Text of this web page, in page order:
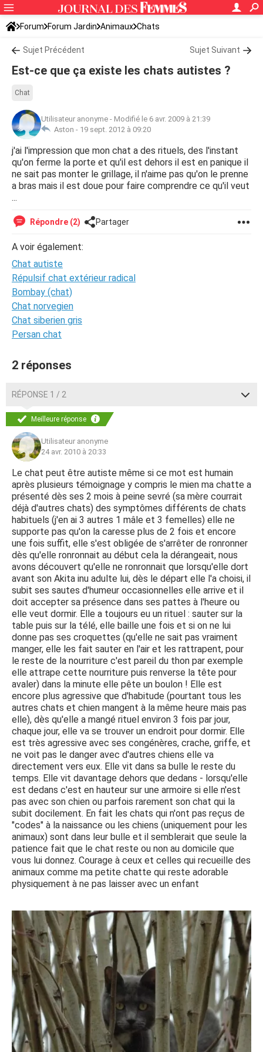
Forum Forum Jardin Animaux Chats
Sujet Précédent Sujet Suivant
Est-ce que ça existe les chats autistes ?
Chat
Utilisateur anonyme - Modifié le 6 avr. 2009 à 21:39
Aston - 19 sept. 2012 à 09:20
j'ai l'impression que mon chat a des rituels, des l'instant
qu'on ferme la porte et qu'il est dehors il est en panique il
ne sait pas monter le grillage, il n'aime pas qu'on le prenne
a bras mais il est doue pour faire comprendre ce qu'il veut
...
Répondre (2) Partager
A voir également:
Chat autiste
Répulsif chat extérieur radical
Bombay (chat)
Chat norvegien
Chat siberien gris
Persan chat
2 réponses
RÉPONSE 1 / 2
Meilleure réponse
Utilisateur anonyme
24 avr. 2010 à 20:33
Le chat peut être autiste même si ce mot est humain
après plusieurs témoignage y compris le mien ma chatte a
présenté dès ses 2 mois à peine sevré (sa mère courrait
déjà d'autres chats) des symptômes différents de chats
habituels (j'en ai 3 autres 1 mâle et 3 femelles) elle ne
supporte pas qu'on la caresse plus de 2 fois et encore
une fois suffit, elle s'est obligée de s'arrêter de ronronner
dès qu'elle ronronnait au début cela la dérangeait, nous
avons découvert qu'elle ne ronronnait que lorsqu'elle dort
avant son Akita inu adulte lui, dès le départ elle l'a choisi, il
subit ses sautes d'humeur occasionnelles elle arrive et il
doit accepter sa présence dans ses pattes à l'heure ou
elle veut dormir. Elle a toujours eu un rituel : sauter sur la
table puis sur la télé, elle baille une fois et si on ne lui
donne pas ses croquettes (qu'elle ne sait pas vraiment
manger, elle les fait sauter en l'air et les rattrapent, pour
le reste de la nourriture c'est pareil du thon par exemple
elle attrape cette nourriture puis renverse la tête pour
avaler) dans la minute elle pête un boulon ! Elle est
encore plus agressive que d'habitude (pourtant tous les
autres chats et chien mangent à la même heure mais pas
elle), dès qu'elle a mangé rituel environ 3 fois par jour,
chaque jour, elle va se trouver un endroit pour dormir. Elle
est très agressive avec ses congénères, crache, griffe, et
ne voit pas le danger avec d'autres chiens elle va
directement vers eux. Elle vit dans sa bulle le reste du
temps. Elle vit davantage dehors que dedans - lorsqu'elle
est dedans c'est en hauteur sur une armoire si elle n'est
pas avec son chien ou parfois rarement son chat qui la
subit docilement. En fait les chats qui n'ont pas reçus de
"codes" à la naissance ou les chiens (uniquement pour les
animaux) sont dans leur bulle et il semblerait que seule la
patience fait que le chat reste ou non au domicile que
vous lui donnez. Courage à ceux et celles qui recueille des
animaux comme ma petite chatte qui reste adorable
physiquement à ne pas laisser avec un enfant